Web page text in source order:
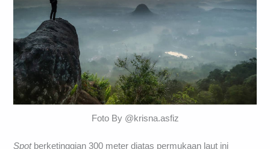
Foto By @krisna.asfiz
Spotberketinggian 300 meter diatas permukaan laut ini